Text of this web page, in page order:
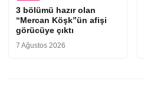
3 bölümü hazır olan
“Mercan Köşk”ün afişi
görücüye çıktı
7 Ağustos 2026